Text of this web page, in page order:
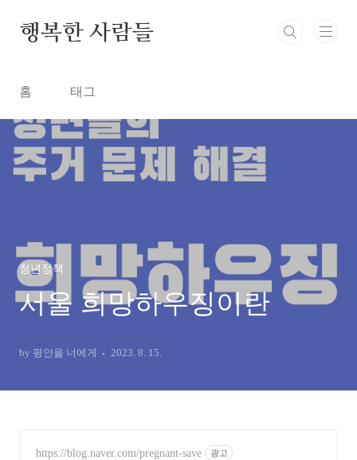
행복한 사람들
홈 태그
청년정책
서울 희망하우징이란
by 평안을 너에게 2023. 8. 15.
https://blog.naver.com/pregnant-save 광고